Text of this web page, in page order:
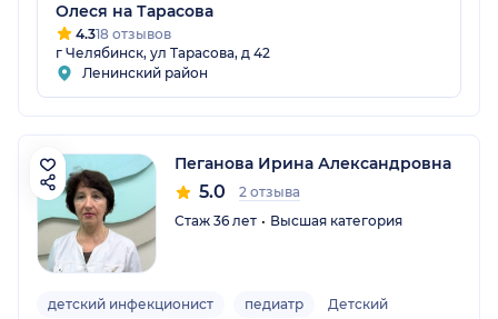
Олеся на Тарасова
4.318 отзывов
г Челябинск, ул Тарасова, д 42
Ленинский район
Пеганова Ирина Александровна
5.0
2 отзыва
Стаж 36 лет
Высшая категория
детский инфекционист педиатр Детский